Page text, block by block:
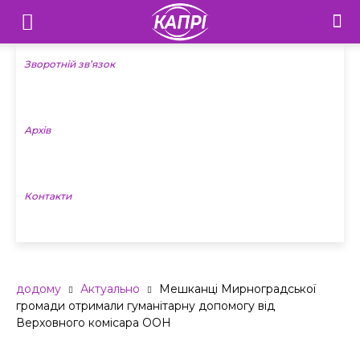
Телебачення
«Капрі»
Новини
Зворотній зв’язок
Архів
Контакти
додому Актуально
Мешканці Мирноградської
громади отримали гуманітарну допомогу від
Верховного комісара ООН